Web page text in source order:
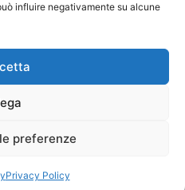
influire negativamente su alcune
preferenze
Privacy Policy